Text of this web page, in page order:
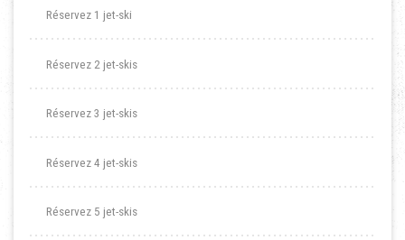
Réservez 1 jet-ski
Réservez 2 jet-skis
Réservez 3 jet-skis
Réservez 4 jet-skis
Réservez 5 jet-skis